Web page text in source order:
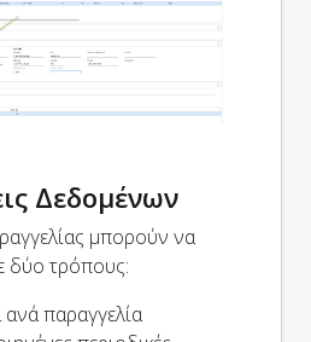
Δεδομένων
μπορούν να
δύο τρόπους:
ανά παραγγελία